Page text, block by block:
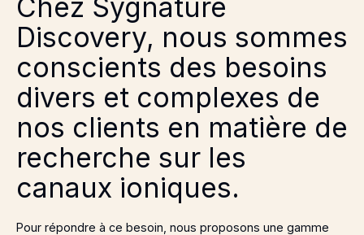
Chez Sygnature
Discovery, nous sommes
conscients des besoins
divers et complexes de
nos clients en matière de
recherche sur les
canaux ioniques.
Pour répondre à ce besoin, nous proposons une gamme